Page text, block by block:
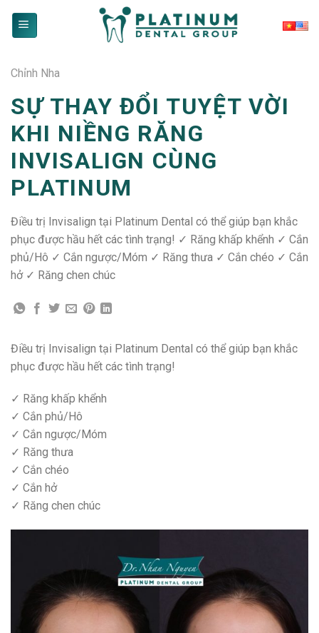
Chỉnh Nha
SỰ THAY ĐỔI TUYỆT VỜI
KHI NIỀNG RĂNG
INVISALIGN CÙNG
PLATINUM
Điều trị Invisalign tại Platinum Dental có thể giúp bạn khắc
phục được hầu hết các tình trạng! ✓ Răng khấp khểnh ✓ Cắn
phủ/Hô ✓ Cắn ngược/Móm ✓ Răng thưa ✓ Cắn chéo ✓ Cắn
hở ✓ Răng chen chúc
Điều trị Invisalign tại Platinum Dental có thể giúp bạn khắc
phục được hầu hết các tình trạng!
✓ Răng khấp khểnh
✓ Cắn phủ/Hô
✓ Cắn ngược/Móm
✓ Răng thưa
✓ Cắn chéo
✓ Cắn hở
✓ Răng chen chúc